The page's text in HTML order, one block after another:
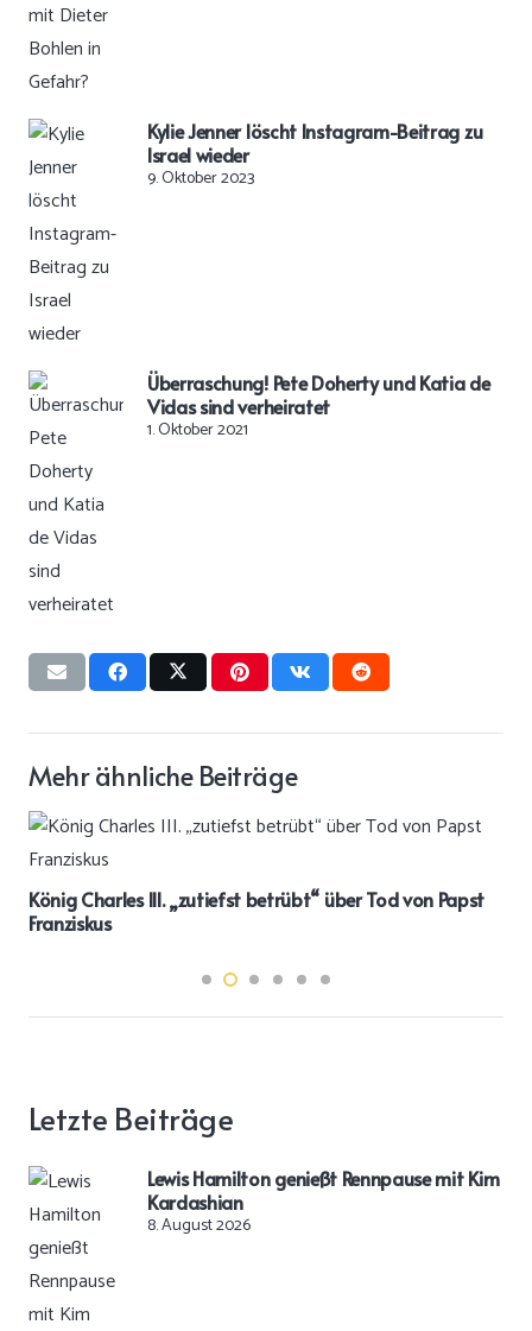
Kylie Jenner löscht Instagram-Beitrag zu
Israel wieder
9. Oktober 2023
Überraschung! Pete Doherty und Katia de
Vidas sind verheiratet
1. Oktober 2021
Mehr ähnliche Beiträge
König Charles III. „zutiefst betrübt“ über Tod von Papst
Franziskus
Letzte Beiträge
Lewis Hamilton genießt Rennpause mit Kim
Kardashian
8. August 2026